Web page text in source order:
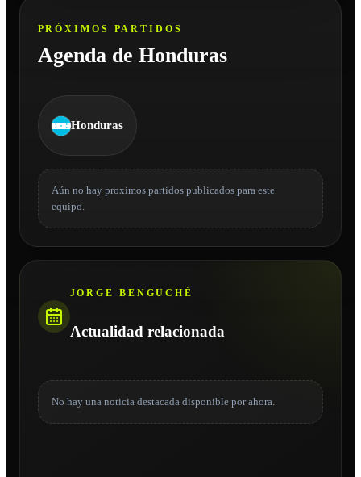
PRÓXIMOS PARTIDOS
Agenda de Honduras
Honduras
Aún no hay proximos partidos publicados para este
equipo.
JORGE BENGUCHÉ
Actualidad relacionada
No hay una noticia destacada disponible por ahora.